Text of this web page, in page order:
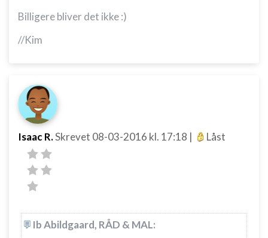
Billigere bliver det ikke :)
//Kim
Isaac R.Skrevet 08-03-2016 kl. 17:18 | Låst
Ib Abildgaard, RÅD & MAL: